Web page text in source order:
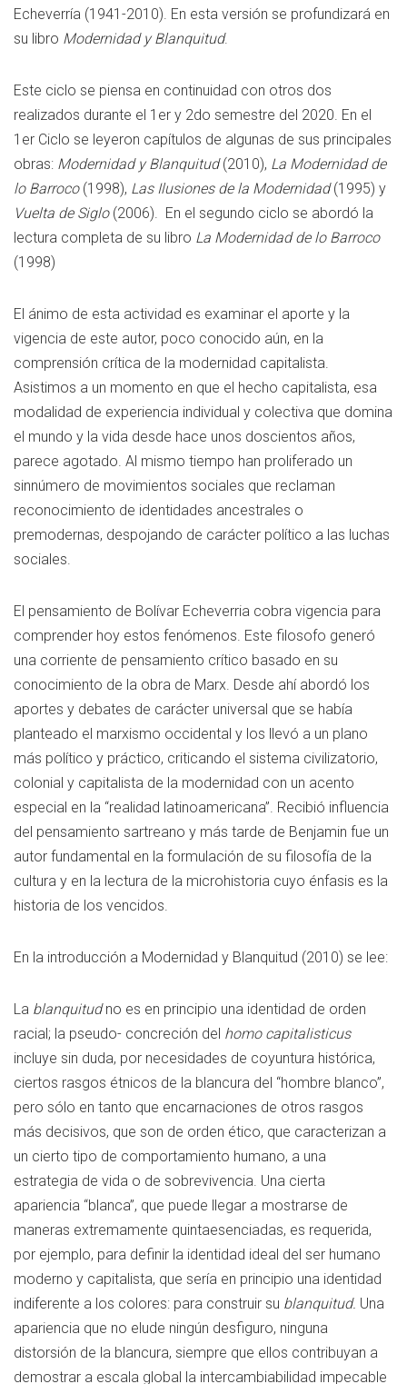
Echeverría (1941-2010). En esta versión se profundizará en
su libro Modernidad y Blanquitud.
Este ciclo se piensa en continuidad con otros dos
realizados durante el 1er y 2do semestre del 2020. En el
1er Ciclo se leyeron capítulos de algunas de sus principales
obras: Modernidad y Blanquitud(2010), La Modernidad de
lo Barroco (1998), Las Ilusiones de la Modernidad(1995) y
Vuelta de Siglo(2006). En el segundo ciclo se abordó la
lectura completa de su libro La Modernidad de lo Barroco
(1998)
El ánimo de esta actividad es examinar el aporte y la
vigencia de este autor, poco conocido aún, en la
comprensión crítica de la modernidad capitalista.
Asistimos a un momento en que el hecho capitalista, esa
modalidad de experiencia individual y colectiva que domina
el mundo y la vida desde hace unos doscientos años,
parece agotado. Al mismo tiempo han proliferado un
sinnúmero de movimientos sociales que reclaman
reconocimiento de identidades ancestrales o
premodernas, despojando de carácter político a las luchas
sociales.
El pensamiento de Bolívar Echeverria cobra vigencia para
comprender hoy estos fenómenos. Este filosofo generó
una corriente de pensamiento crítico basado en su
conocimiento de la obra de Marx. Desde ahí abordó los
aportes y debates de carácter universal que se había
planteado el marxismo occidental y los llevó a un plano
más político y práctico, criticando el sistema civilizatorio,
colonial y capitalista de la modernidad con un acento
especial en la “realidad latinoamericana”. Recibió influencia
del pensamiento sartreano y más tarde de Benjamin fue un
autor fundamental en la formulación de su filosofía de la
cultura y en la lectura de la microhistoria cuyo énfasis es la
historia de los vencidos.
En la introducción a Modernidad y Blanquitud (2010) se lee:
La blanquitudno es en principio una identidad de orden
racial; la pseudo- concreción del homo capitalisticus
incluye sin duda, por necesidades de coyuntura histórica,
ciertos rasgos étnicos de la blancura del “hombre blanco”,
pero sólo en tanto que encarnaciones de otros rasgos
más decisivos, que son de orden ético, que caracterizan a
un cierto tipo de comportamiento humano, a una
estrategia de vida o de sobrevivencia. Una cierta
apariencia “blanca”, que puede llegar a mostrarse de
maneras extremamente quintaesenciadas, es requerida,
por ejemplo, para definir la identidad ideal del ser humano
moderno y capitalista, que sería en principio una identidad
indiferente a los colores: para construir su blanquitud. Una
apariencia que no elude ningún desfiguro, ninguna
distorsión de la blancura, siempre que ellos contribuyan a
demostrar a escala global la intercambiabilidad impecable